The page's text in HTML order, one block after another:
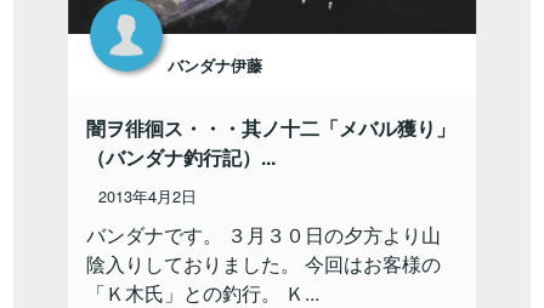
バンダナ伊藤
闇ヲ徘徊ス・・・其ノ十二「メバル獲り」
（バンダナ釣行記）...
2013年4月2日
バンダナです。 ３月３０日の夕方より山
陰入りしておりました。 今回はお客様の
「Ｋ木氏」との釣行。 Ｋ...